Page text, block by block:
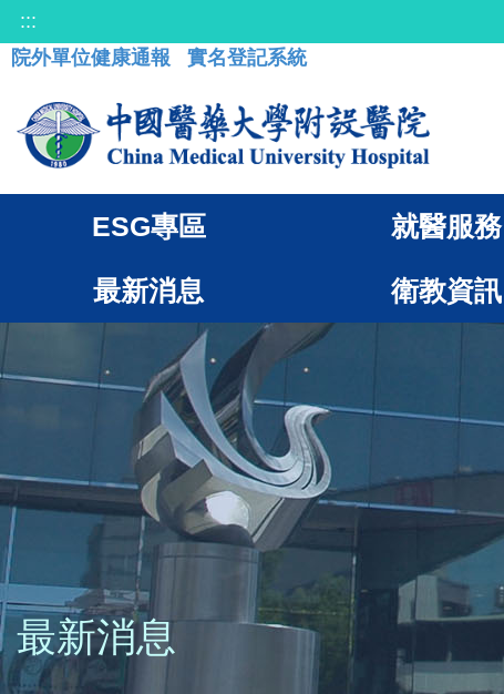
:::
院外單位健康通報
實名登記系統
ESG專區 就醫服務
最新消息 衛教資訊
最新消息